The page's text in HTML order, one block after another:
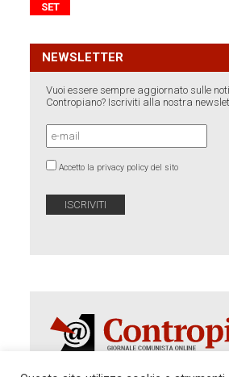
SET
NEWSLETTER
Vuoi essere sempre aggiornato sulle
Contropiano? Iscriviti alla nostra
Accetto la privacy policy del sito